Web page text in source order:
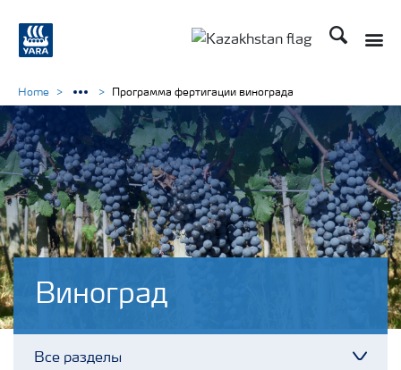
Поиск
Виноград
Все разделы
Home Программа фертигации винограда